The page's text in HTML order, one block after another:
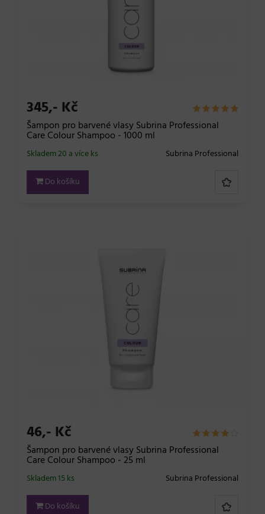
345,- Kč
Šampon pro barvené vlasy Subrina Professional
Care Colour Shampoo - 1000 ml
Subrina Professional
Skladem 20 a více ks
Do košíku
46,- Kč
Šampon pro barvené vlasy Subrina Professional
Care Colour Shampoo - 25 ml
Subrina Professional
Skladem 15 ks
Do košíku